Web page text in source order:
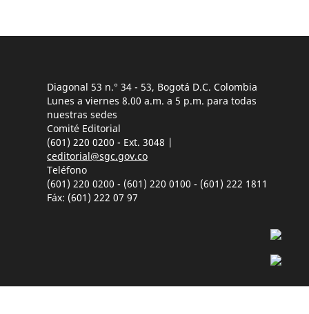
Diagonal 53 n.° 34 - 53, Bogotá D.C. Colombia
Lunes a viernes 8.00 a.m. a 5 p.m. para todas
nuestras sedes
Comité Editorial
(601) 220 0200 - Ext. 3048 |
ceditorial@sgc.gov.co
Teléfono
(601) 220 0200 - (601) 220 0100 - (601) 222 1811
Fáx: (601) 222 07 97